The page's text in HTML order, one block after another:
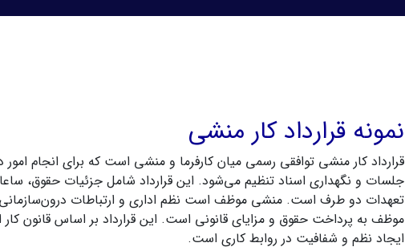
نمونه قرارداد کار منشی
قرارداد کار منشی توافقی رسمی میان کارفرما و منشی است که برای انجام
جلسات و نگهداری اسناد تنظیم می‌شود. این قرارداد شامل جزئیات حقوق،
تعهدات دو طرف است. منشی موظف است نظم اداری و ارتباطات درون‌سازمانی
موظف به پرداخت حقوق و مزایای قانونی است. این قرارداد بر اساس قانون
ایجاد نظم و شفافیت در روابط کاری است.